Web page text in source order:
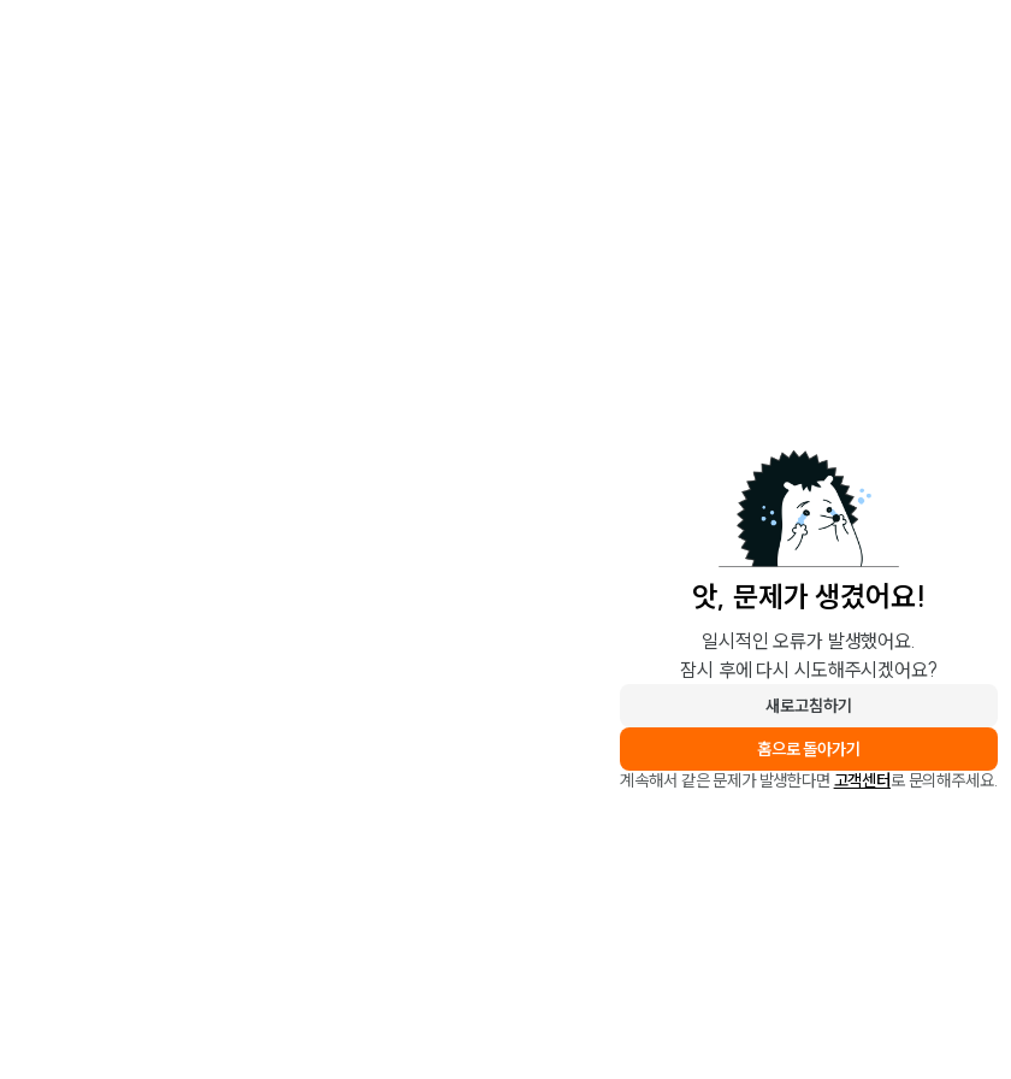
앗, 문제가 생겼어요!
일시적인 오류가 발생했어요.
잠시 후에 다시 시도해주시겠어요?
새로고침하기
홈으로 돌아가기
계속해서 같은 문제가 발생한다면 고객센터로 문의해주세요.